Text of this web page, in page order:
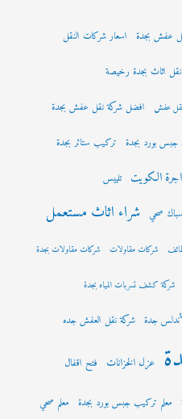
عفش بجدة اسعار شركات النقل
اثاث بجدة رخيصة
عفش افضل شركة نقل عفش بجدة
بورد بجدة تركيب ستائر بجدة
الكويت تلييس
سباك صحي شراء اثاث مستعمل
شركات مقاولات شركات مقاولات بجدة
شركة كشف تسربات المياه بجدة
جدة شركة نقل العفش جده
عزل الخزانات فتح اقفال
معلم تركيب جبس بورد بجدة معلم صحي